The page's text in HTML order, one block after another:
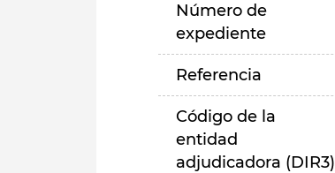
Número de
expediente
Referencia
Código de la
entidad
adjudicadora (DIR3)